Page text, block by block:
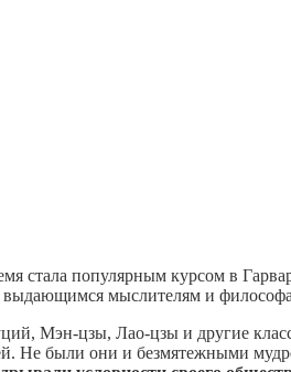
стала популярным курсом в
выдающимся мыслителям и
Мэн-цзы, Лао-цзы и другие
Не были они и безмятежными